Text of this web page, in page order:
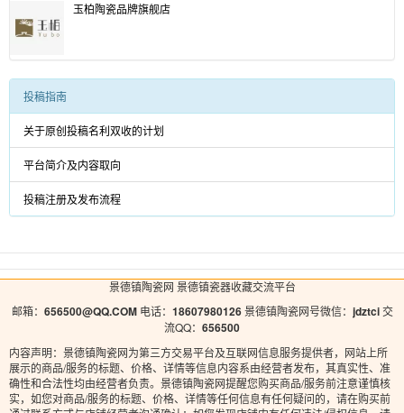
玉柏陶瓷品牌旗舰店
投稿指南
关于原创投稿名利双收的计划
平台简介及内容取向
投稿注册及发布流程
景德镇陶瓷网 景德镇瓷器收藏交流平台
邮箱： 656500@QQ.COM电话： 18607980126景德镇陶瓷网号微信： jdztci交
流QQ： 656500
内容声明：景德镇陶瓷网为第三方交易平台及互联网信息服务提供者，网站上所
展示的商品/服务的标题、价格、详情等信息内容系由经营者发布，其真实性、准
确性和合法性均由经营者负责。景德镇陶瓷网提醒您购买商品/服务前注意谨慎核
实，如您对商品/服务的标题、价格、详情等任何信息有任何疑问的，请在购买前